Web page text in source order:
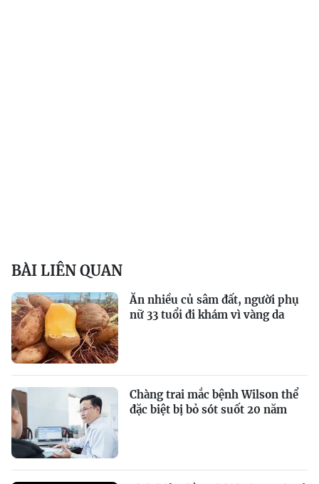
BÀI LIÊN QUAN
Ăn nhiều củ sâm đất, người phụ
nữ 33 tuổi đi khám vì vàng da
Chàng trai mắc bệnh Wilson thể
đặc biệt bị bỏ sót suốt 20 năm